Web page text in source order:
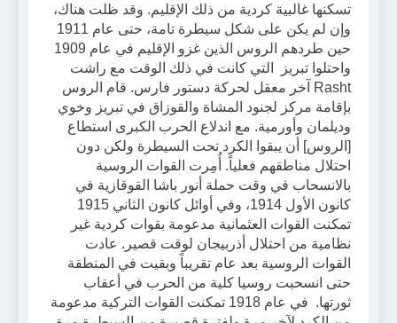
تسكنها غالبية كردية من ذلك الإقليم. وقد ظلت هناك،
وإن لم يكن على شكل سيطرة تامة، حتى عام 1911
حين طردهم الروس الذين غزو الإقليم في عام 1909
واحتلوا تبريز التي كانت في ذلك الوقت مع راشت
Rasht آخر معقل لحركة دستور فارس. قام الروس
بإقامة مركز لجنود المشاة والقوزاق في تبريز وخوي
وديلمان وأورمية. مع اندلاع الحرب الكبرى استطاع
[الروس] أن يبقوا الكرد تحت السيطرة ولكن دون
احتلال مناطقهم فعلياً. أُمِرت القوات الروسية
بالانسحاب في وقت حملة أنور باشا القوقازية في
كانون الأول 1914، وفي أوائل كانون الثاني 1915
تمكنت القوات العثمانية مدعومة بقوات كردية غير
نظامية من احتلال أذربيجان لوقت قصير. عادت
القوات الروسية بعد عام تقريباً وبقيت في المنطقة
حتى انسحبت روسيا كلية من الحرب في أعقاب
ثورتها. في عام 1918 تمكنت القوات التركية مدعومة